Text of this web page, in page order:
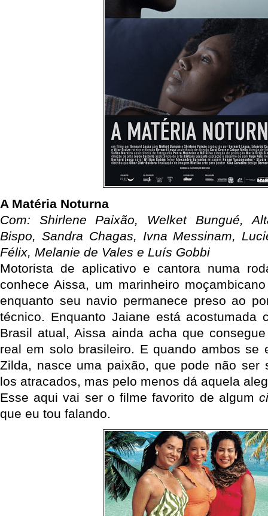
A Matéria Noturna
Com: Shirlene Paixão, Welket Bungué,
Bispo, Sandra Chagas, Ivna Messinam,
Félix, Melanie de Vales e Luís Gobbi
Motorista de aplicativo e cantora numa
conhece Aissa, um marinheiro
enquanto seu navio permanece preso ao
técnico. Enquanto Jaiane está acostumada
Brasil atual, Aissa ainda acha que
real em solo brasileiro. E quando ambos se
Zilda, nasce uma paixão, que pode não ser
los atracados, mas pelo menos dá aquela
Esse aqui vai ser o filme favorito de algum
que eu tou falando.